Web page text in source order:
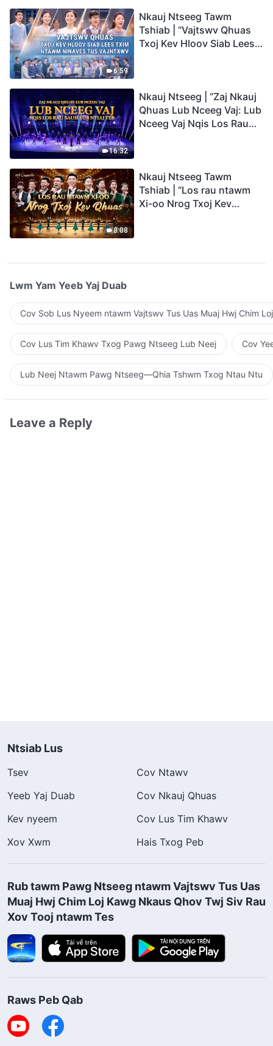
6:59
Nkauj Ntseeg Tawm
Tshiab | “Vajtswv Qhuas
Txoj Kev Hloov Siab Lees
16:32
Nkauj Ntseeg | “Zaj Nkauj
Qhuas Lub Nceeg Vaj: Lub
Nceeg Vaj Nqis Los Rau
8:08
Nkauj Ntseeg Tawm
Tshiab | “Los rau ntawm
Xi-oo Nrog Txoj Kev
Lwm Yam Yeeb Yaj Duab
Cov Sob Lus Nyeem ntawm Vajtswv Tus Uas Muaj Hwj Chim
Cov Lus Tim Khawv Txog Pawg Ntseeg Lub Neej Cov
Lub Neej Ntawm Pawg Ntseeg—Qhia Tshwm Txog Ntau Ntu
Leave a Reply
Ntsiab Lus
Tsev
Cov Ntawv
Yeeb Yaj Duab
Cov Nkauj Qhuas
Kev nyeem
Cov Lus Tim Khawv
Xov Xwm
Hais Txog Peb
Rub tawm Pawg Ntseeg ntawm Vajtswv Tus Uas
Muaj Hwj Chim Loj Kawg Nkaus Qhov Twj Siv Rau
Xov Tooj ntawm Tes
Raws Peb Qab